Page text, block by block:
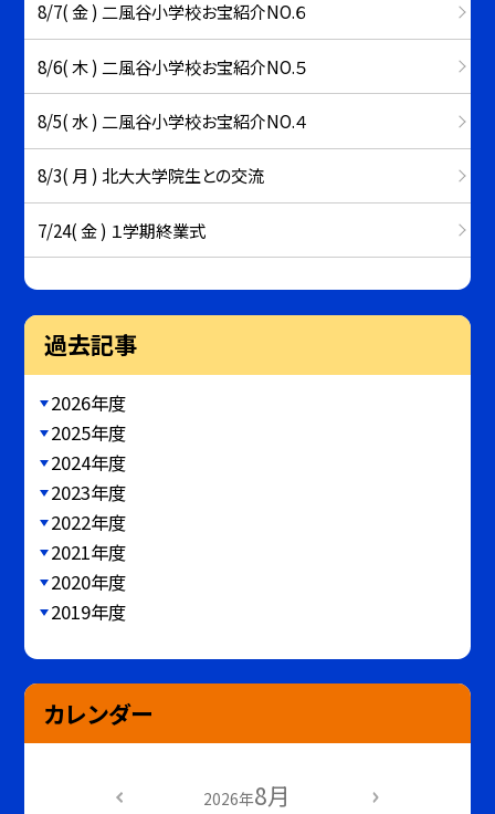
8/7( 金 ) 二風谷小学校お宝紹介NO.６
8/6( 木 ) 二風谷小学校お宝紹介NO.５
8/5( 水 ) 二風谷小学校お宝紹介NO.４
8/3( 月 ) 北大大学院生との交流
7/24( 金 ) １学期終業式
過去記事
2026年度
2025年度
2024年度
2023年度
2022年度
2021年度
2020年度
2019年度
カレンダー
2026年8月